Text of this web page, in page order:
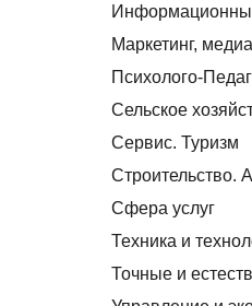
Маркетинг,
Психолого-
Сельское
Сервис. Туризм
Строительство.
Сфера услуг
Техника и
Точные и